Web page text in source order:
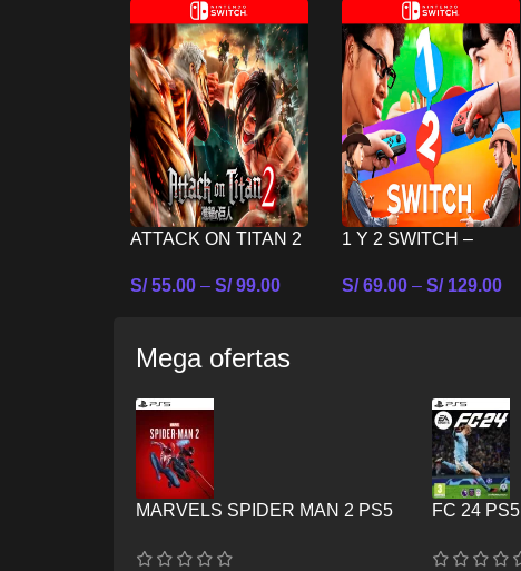
ATTACK ON TITAN 2
SWITCH
S/55.00 – S/99.00
1 Y 2 SWITCH –
S/69.00 – S/129.00
Mega ofertas
MARVELS SPIDER MAN 2 PS5 FC 24 PS5